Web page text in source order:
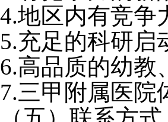
4.地区内有竞争
5.充足的科研启
6.高品质的幼教
7.三甲附属医院